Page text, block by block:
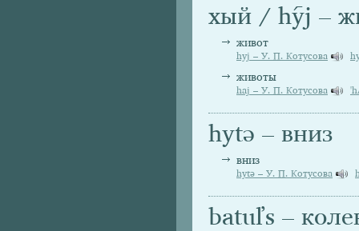
хый / hyj –
живот
hyj – У. П. Котусова
животы
haj – У. П. Котусова
hytə – вниз
вниз
hytə – У. П. Котусова
batuľs –